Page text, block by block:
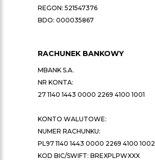
REGON: 521547376
BDO: 000035867
RACHUNEK BANKOWY
MBANK S.A.
NR KONTA:
27 1140 1443 0000 2269 4100 1001
KONTO WALUTOWE:
NUMER RACHUNKU:
PL97 1140 1443 0000 2269 4100 1002
KOD BIC/SWIFT: BREXPLPWXXX